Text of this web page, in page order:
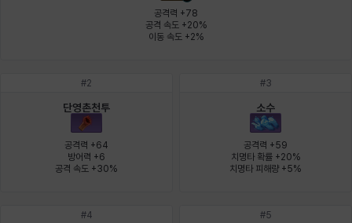
이안 재키
공격력 +78
공격 속도 +20%
이동 속도 +2%
#2
단영촌천투
공격력 +64
방어력 +6
공격 속도 +30%
#3
소수
공격력 +59
치명타 확률 +20%
치명타 피해량 +5%
#4 #5